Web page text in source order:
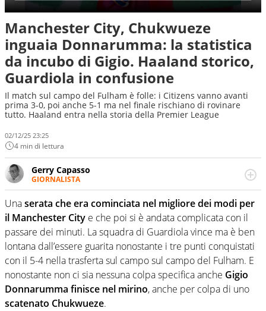
Manchester City, Chukwueze
inguaia Donnarumma: la statistica
da incubo di Gigio. Haaland storico,
Guardiola in confusione
Il match sul campo del Fulham è folle: i Citizens vanno avanti
prima 3-0, poi anche 5-1 ma nel finale rischiano di rovinare
tutto. Haaland entra nella storia della Premier League
02/12/25 23:25
4 min di lettura
Gerry Capasso
GIORNALISTA
Per lui gli sport americani non hanno segreti: basket,
football, baseball e la capacità innata di trovare la notizia
dove altri non vedono granché
Unaserata che era cominciata nel migliore dei modi per
il Manchester City e che poi si è andata complicata con il
passare dei minuti. La squadra di Guardiola vince ma è ben
lontana dall’essere guarita nonostante i tre punti conquistati
con il 5-4 nella trasferta sul campo sul campo del Fulham. E
nonostante non ci sia nessuna colpa specifica anche Gigio
Donnarumma finisce nel mirino, anche per colpa di uno
scatenato Chukwueze.